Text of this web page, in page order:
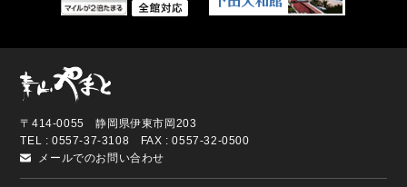
〒414-0055 静岡県伊東市岡203
TEL : 0557-37-3108 FAX : 0557-32-0500
メールでのお問い合わせ